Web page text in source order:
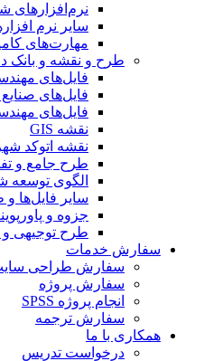
نرم‌افزارهای شیمی
سایر نرم افزارها
مهارت‌های
طرح و نقشه و بانک داده
فایل‌های مهندسی
فایل‌های صنایع
فایل‌های مهندسی
نقشه GIS
نقشه اتوکد شهری
طرح جامع و
الگوی توسعه شهر و
سایر فایل‌ها و
جزوه و
طرح توجیهی و
سفارش خدمات
سفارش طراحی سایت
سفارش پروژه
انجام پروژه SPSS
سفارش ترجمه
همکاری با ما
درخواست تدریس